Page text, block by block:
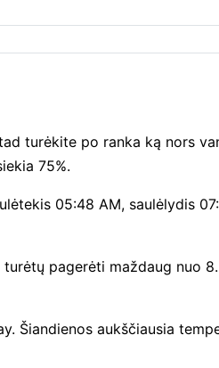
turėkite po ranka ką nors
75%.
05:48 AM, saulėlydis
pagerėti maždaug nuo
Šiandienos aukščiausia